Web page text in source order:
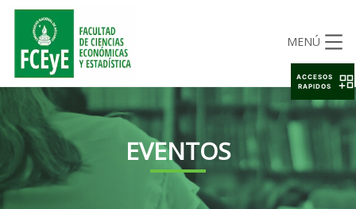
MENÚ
EVENTOS
ACCESOS
RAPIDOS